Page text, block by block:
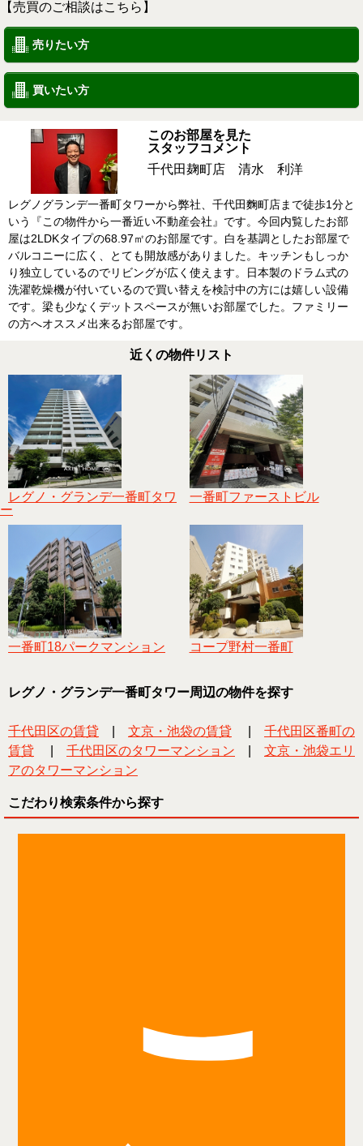
【売買のご相談はこちら】
売りたい方
買いたい方
このお部屋を見た
スタッフコメント
千代田麹町店 清水 利洋
レグノグランデ一番町タワーから弊社、千代田麴町店まで徒歩1分と
いう『この物件から一番近い不動産会社』です。今回内覧したお部
屋は2LDKタイプの68.97㎡のお部屋です。白を基調としたお部屋で
バルコニーに広く、とても開放感がありました。キッチンもしっか
り独立しているのでリビングが広く使えます。日本製のドラム式の
洗濯乾燥機が付いているので買い替えを検討中の方には嬉しい設備
です。梁も少なくデットスペースが無いお部屋でした。ファミリー
の方へオススメ出来るお部屋です。
近くの物件リスト
レグノ・グランデ一番町タワ
ー
一番町ファーストビル
一番町18パークマンション コープ野村一番町
レグノ・グランデ一番町タワー周辺の物件を探す
千代田区の賃貸 文京・池袋の賃貸
千代田区番町の
賃貸
千代田区のタワーマンション
文京・池袋エリ
アのタワーマンション
こだわり検索条件から探す